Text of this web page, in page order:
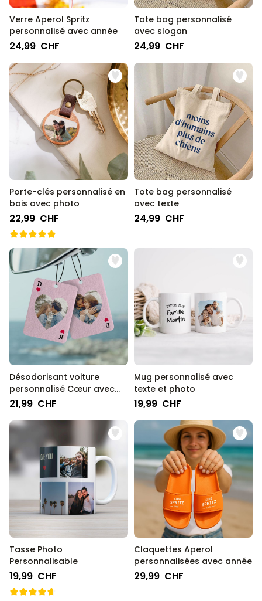
Verre Aperol Spritz
personnalisé avec année
24,99 CHF
Tote bag personnalisé
avec slogan
24,99 CHF
Porte-clés personnalisé en
bois avec photo
22,99 CHF
Tote bag personnalisé
avec texte
24,99 CHF
Désodorisant voiture
personnalisé Cœur avec
photo
21,99 CHF
Mug personnalisé avec
texte et photo
19,99 CHF
Tasse Photo
Personnalisable
19,99 CHF
Claquettes Aperol
personnalisées avec année
29,99 CHF